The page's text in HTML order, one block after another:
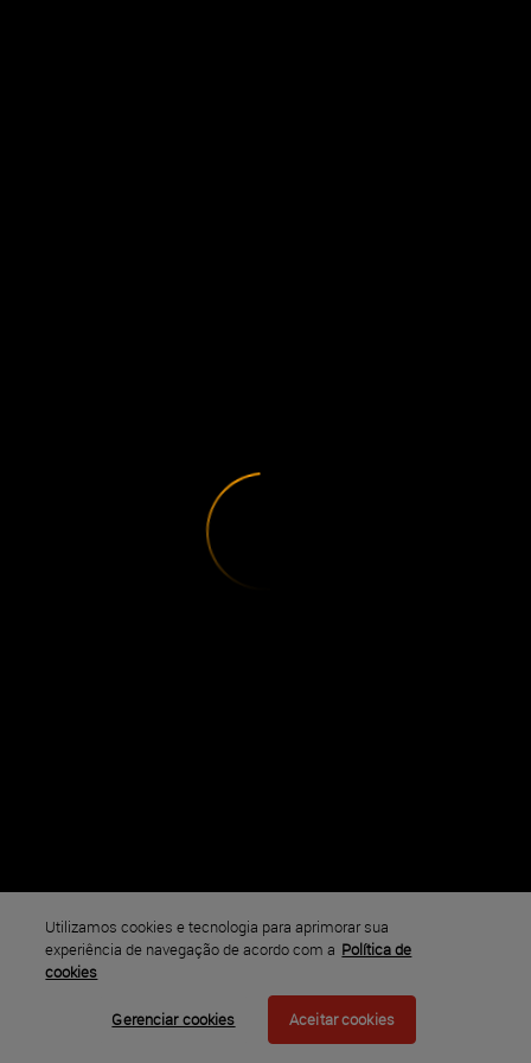
Utilizamos cookies e tecnologia para aprimorar sua
experiência de navegação de acordo com a Política de
cookies
Gerenciar cookies Aceitar cookies